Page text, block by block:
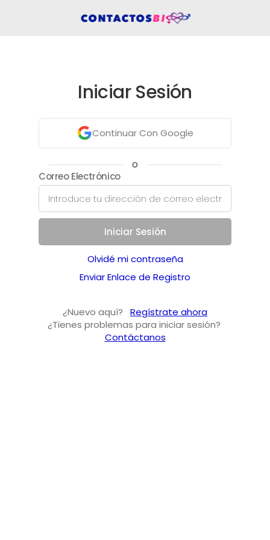
Iniciar Sesión
Continuar Con Google
o
Correo Electrónico
Iniciar Sesión
Olvidé mi contraseña
Enviar Enlace de Registro
¿Nuevo aquí?
Regístrate ahora
¿Tienes problemas para iniciar sesión?
Contáctanos